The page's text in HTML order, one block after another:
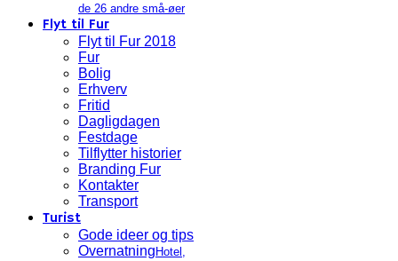
de 26 andre små-øer
Flyt til Fur
Flyt til Fur 2018
Fur
Bolig
Erhverv
Fritid
Dagligdagen
Festdage
Tilflytter historier
Branding Fur
Kontakter
Transport
Turist
Gode ideer og tips
Overnatning Hotel,